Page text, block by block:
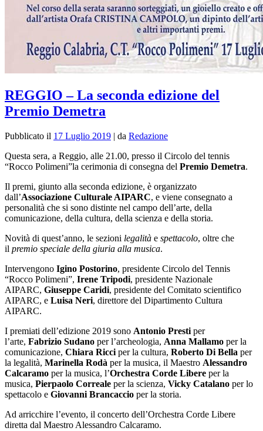
REGGIO – La seconda edizione del
Premio Demetra
Pubblicato il 17 Luglio 2019 | da Redazione
Questa sera, a Reggio, alle 21.00, presso il Circolo del tennis
“Rocco Polimeni”la cerimonia di consegna del Premio Demetra.
Il premi, giunto alla seconda edizione, è organizzato
dall’Associazione Culturale AIPARC, e viene consegnato a
personalità che si sono distinte nel campo dell’arte, della
comunicazione, della cultura, della scienza e della storia.
Novità di quest’anno, le sezioni legalità e spettacolo, oltre che
il premio speciale della giuria alla musica.
Intervengono Igino Postorino, presidente Circolo del Tennis
“Rocco Polimeni”, Irene Tripodi, presidente Nazionale
AIPARC, Giuseppe Caridi, presidente del Comitato scientifico
AIPARC, e Luisa Neri, direttore del Dipartimento Cultura
AIPARC.
I premiati dell’edizione 2019 sono Antonio Presti per
l’arte, Fabrizio Sudano per l’archeologia, Anna Mallamo per la
comunicazione, Chiara Ricci per la cultura, Roberto Di Bella per
la legalità, Marinella Rodà per la musica, il Maestro Alessandro
Calcaramo per la musica, l’Orchestra Corde Libere per la
musica, Pierpaolo Correale per la scienza, Vicky Catalano per lo
spettacolo e Giovanni Brancaccio per la storia.
Ad arricchire l’evento, il concerto dell’Orchestra Corde Libere
diretta dal Maestro Alessandro Calcaramo.